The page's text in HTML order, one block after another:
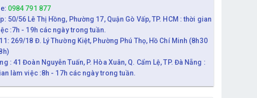
0984 791 877
50/56 Lê Thị Hồng, Phường 17, Quận Gò Vấp, TP. HCM : thời gian
:7h - 19h các ngày trong tuần.
269/18 Đ. Lý Thường Kiệt, Phường Phú Thọ, Hồ Chí Minh (8h30
: 41 Đoàn Nguyễn Tuấn, P. Hòa Xuân, Q. Cẩm Lệ, TP. Đà Nẵng :
làm việc :8h - 17h các ngày trong tuần.